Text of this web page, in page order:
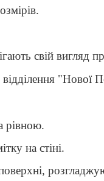
свій вигляд
рівною.
на стіні.